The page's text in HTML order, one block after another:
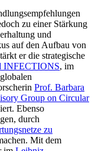
zu einer Stärkung
und
auf den Aufbau von
er die strategische
INFECTIONS, im
Prof. Barbara
Group on Circular
Ebenso
durch
zu
Mit dem